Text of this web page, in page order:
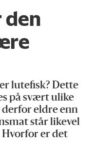
den
lutefisk? Dette
på svært ulike
derfor eldre enn
står likevel
er det